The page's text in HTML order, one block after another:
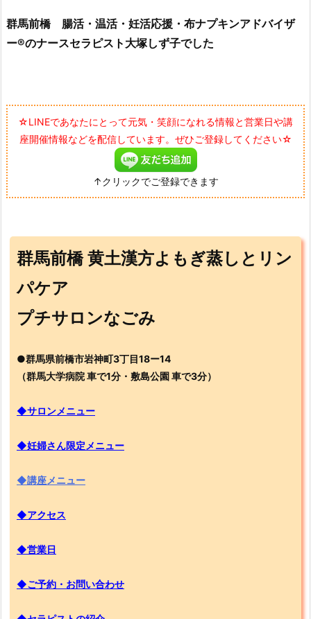
群馬前橋 腸活・温活・妊活応援・布ナプキンアドバイザ
ー®のナースセラピスト大塚しず子でした
☆LINEであなたにとって元気・笑顔になれる情報と営業日や講
座開催情報などを配信しています。ぜひご登録してください☆
↑クリックでご登録できます
群馬前橋 黄土漢方よもぎ蒸しとリン
パケア
プチサロンなごみ
●群馬県前橋市岩神町3丁目18ー14
（群馬大学病院 車で1分・敷島公園 車で3分）
◆サロンメニュー
◆妊婦さん限定メニュー
◆講座メニュー
◆アクセス
◆営業日
◆ご予約・お問い合わせ